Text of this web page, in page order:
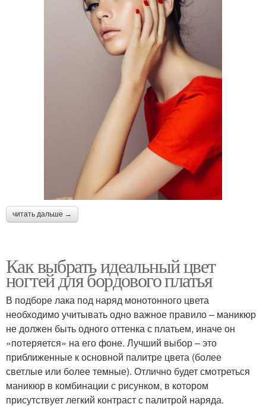
читать дальше →
Как выбрать идеальный цвет
ногтей для бордового платья
В подборе лака под наряд монотонного цвета
необходимо учитывать одно важное правило – маникюр
не должен быть одного оттенка с платьем, иначе он
«потеряется» на его фоне. Лучший выбор – это
приближенные к основной палитре цвета (более
светлые или более темные). Отлично будет смотреться
маникюр в комбинации с рисунком, в котором
присутствует легкий контраст с палитрой наряда.